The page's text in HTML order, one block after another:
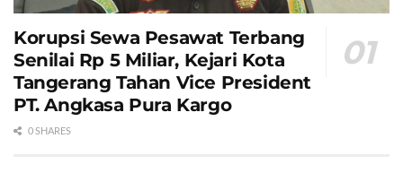
Korupsi Sewa Pesawat Terbang
Senilai Rp 5 Miliar, Kejari Kota
Tangerang Tahan Vice President
PT. Angkasa Pura Kargo
0 SHARES